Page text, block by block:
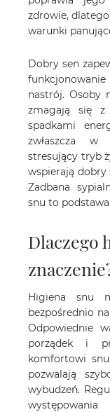
zdrowie,
warunki
Dobry sen
nastrój. Osoby
zmagają się z
spadkami
zwłaszcza w
stresujący tryb
wspierają dobry
Zadbana
snu to
Dlaczego
Higiena snu
bezpośrednio
Odpowiednie
porządek i
komfortowi
pozwalają
wybudzeń.